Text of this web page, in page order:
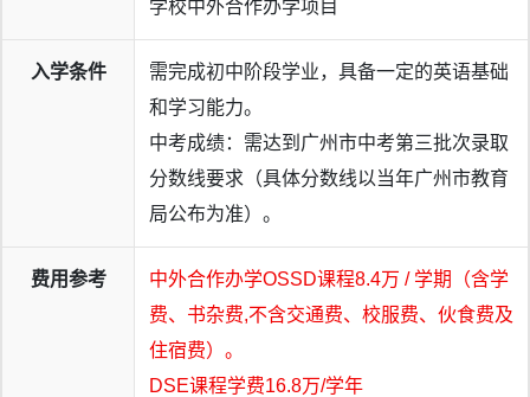
学校中外合作办学项目
入学条件
需完成初中阶段学业，具备一定的英语基础
和学习能力。
中考成绩：需达到广州市中考第三批次录取
分数线要求（具体分数线以当年广州市教育
局公布为准）。
费用参考
中外合作办学OSSD课程8.4万 / 学期（含学
费、书杂费,不含交通费、校服费、伙食费及
住宿费）。
DSE课程学费16.8万/学年